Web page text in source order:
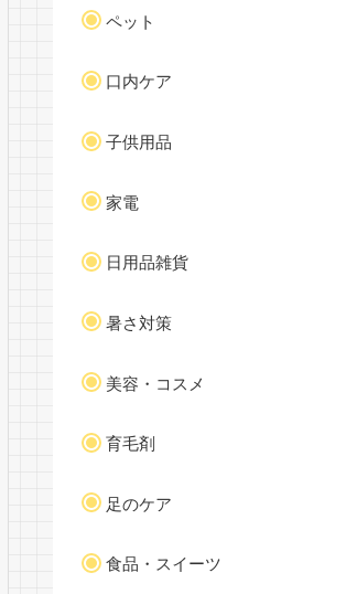
ペット
口内ケア
子供用品
家電
日用品雑貨
暑さ対策
美容・コスメ
育毛剤
足のケア
食品・スイーツ